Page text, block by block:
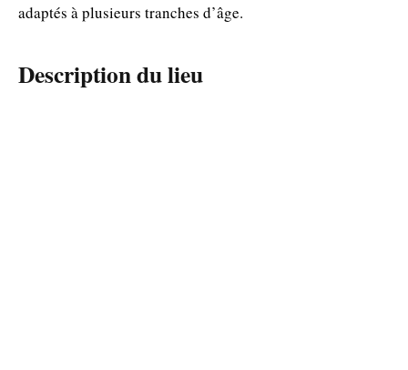
adaptés à plusieurs tranches d’âge.
Description du lieu